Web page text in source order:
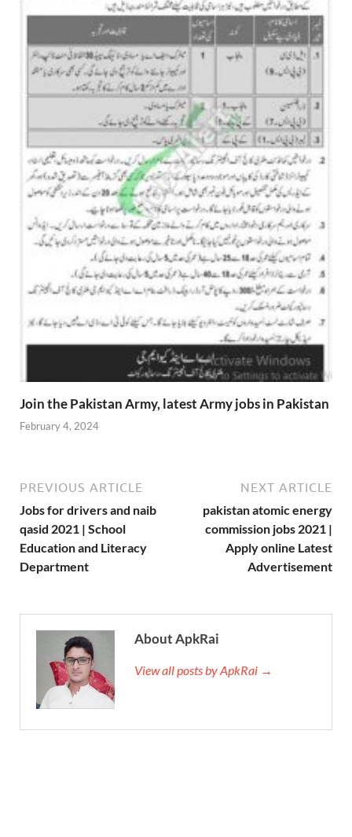
Join the Pakistan Army, latest Army jobs in Pakistan
February 4, 2024
PREVIOUS ARTICLE
Jobs for drivers and naib
qasid 2021 | School
Education and Literacy
Department
NEXT ARTICLE
pakistan atomic energy
commission jobs 2021 |
Apply online Latest
Advertisement
About ApkRai
View all posts by ApkRai →